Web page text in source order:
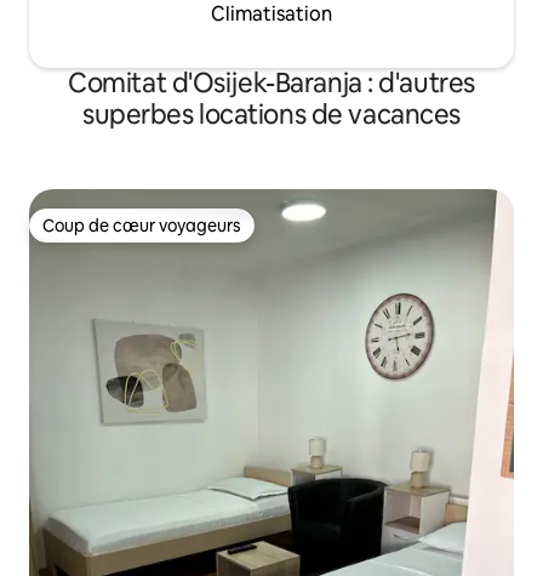
Climatisation
Comitat d'Osijek-Baranja : d'autres
superbes locations de vacances
Coup de cœur voyageurs
Coup de cœur voyageurs